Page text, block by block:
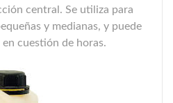
central. Se utiliza para
y medianas, y puede
cuestión de horas.